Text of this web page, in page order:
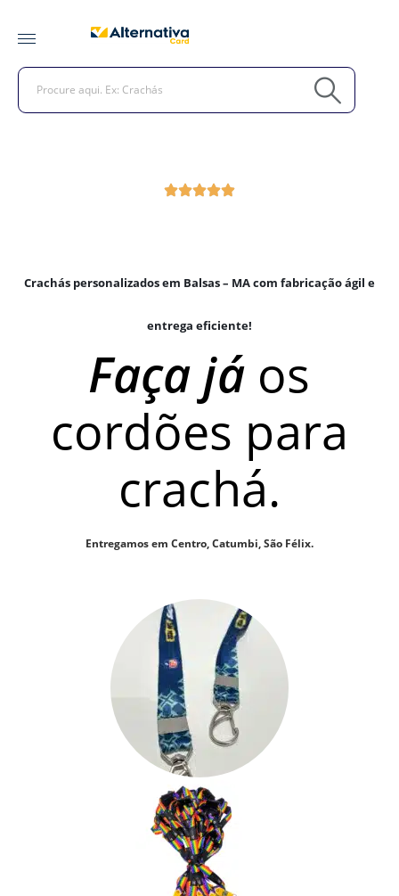
Crachás personalizados em Balsas – MA com fabricação ágil e
entrega eficiente!
Faça já os
cordões para
crachá.
Entregamos em Centro, Catumbi, São Félix.